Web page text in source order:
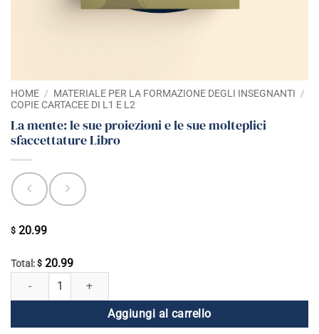
HOME / MATERIALE PER LA FORMAZIONE DEGLI INSEGNANTI /
COPIE CARTACEE DI L1 E L2
La mente: le sue proiezioni e le sue molteplici
sfaccettature Libro
$ 20.99
Total: $ 20.99
La mente: le sue proiezioni e le sue molteplici sfaccettature Libro
Aggiungi al carrello